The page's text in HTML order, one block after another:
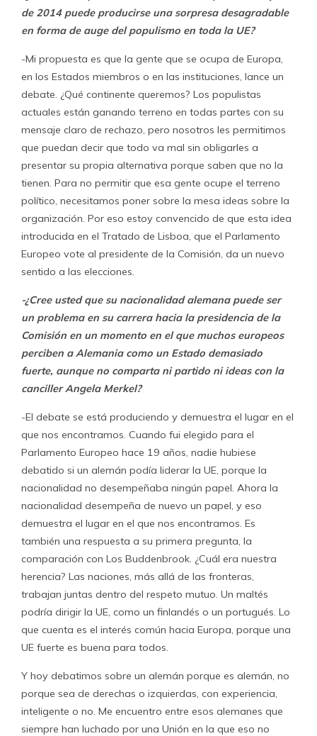
de 2014 puede producirse una sorpresa desagradable
en forma de auge del populismo en toda la UE?
-Mi propuesta es que la gente que se ocupa de Europa,
en los Estados miembros o en las instituciones, lance un
debate. ¿Qué continente queremos? Los populistas
actuales están ganando terreno en todas partes con su
mensaje claro de rechazo, pero nosotros les permitimos
que puedan decir que todo va mal sin obligarles a
presentar su propia alternativa porque saben que no la
tienen. Para no permitir que esa gente ocupe el terreno
político, necesitamos poner sobre la mesa ideas sobre la
organización. Por eso estoy convencido de que esta idea
introducida en el Tratado de Lisboa, que el Parlamento
Europeo vote al presidente de la Comisión, da un nuevo
sentido a las elecciones.
-¿Cree usted que su nacionalidad alemana puede ser
un problema en su carrera hacia la presidencia de la
Comisión en un momento en el que muchos europeos
perciben a Alemania como un Estado demasiado
fuerte, aunque no comparta ni partido ni ideas con la
canciller Angela Merkel?
-El debate se está produciendo y demuestra el lugar en el
que nos encontramos. Cuando fui elegido para el
Parlamento Europeo hace 19 años, nadie hubiese
debatido si un alemán podía liderar la UE, porque la
nacionalidad no desempeñaba ningún papel. Ahora la
nacionalidad desempeña de nuevo un papel, y eso
demuestra el lugar en el que nos encontramos. Es
también una respuesta a su primera pregunta, la
comparación con Los Buddenbrook. ¿Cuál era nuestra
herencia? Las naciones, más allá de las fronteras,
trabajan juntas dentro del respeto mutuo. Un maltés
podría dirigir la UE, como un finlandés o un portugués. Lo
que cuenta es el interés común hacia Europa, porque una
UE fuerte es buena para todos.
Y hoy debatimos sobre un alemán porque es alemán, no
porque sea de derechas o izquierdas, con experiencia,
inteligente o no. Me encuentro entre esos alemanes que
siempre han luchado por una Unión en la que eso no